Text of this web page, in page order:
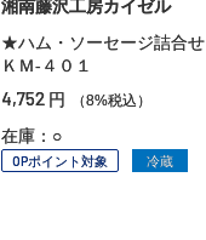
湘南藤沢工房カイゼル
★ハム・ソーセージ詰合せ
ＫＭ‐４０１
4,752 円 （8%税込）
在庫：○
OPポイント対象 冷蔵